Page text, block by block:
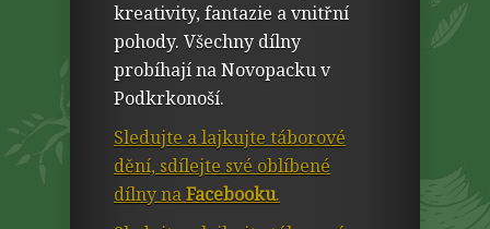
kreativity, fantazie a vnitřní
pohody. Všechny dílny
probíhají na Novopacku v
Podkrkonoší.
Sledujte a lajkujte táborové
dění, sdílejte své oblíbené
dílny naFacebooku.